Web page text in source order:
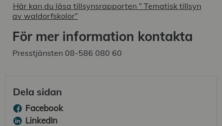
Här kan du läsa tillsynsrapporten ” Tematisk tillsyn
av waldorfskolor”
För mer information kontakta
Presstjänsten 08-586 080 60
Dela sidan
Facebook
LinkedIn